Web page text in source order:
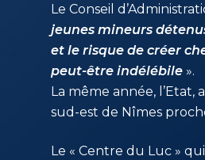
Le Conseil
jeunes mineurs
et le risque de créer
peut-être indélébile».
La même année,
sud-est de Nîmes
Le « Centre du Luc »